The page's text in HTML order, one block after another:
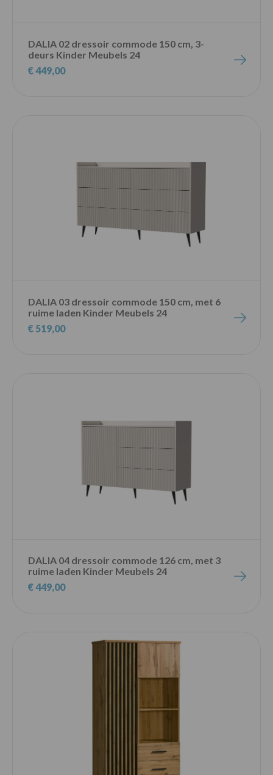
DALIA 02 dressoir commode 150 cm, 3-
deurs Kinder Meubels 24
€ 449,00
DALIA 03 dressoir commode 150 cm, met 6
ruime laden Kinder Meubels 24
€ 519,00
DALIA 04 dressoir commode 126 cm, met 3
ruime laden Kinder Meubels 24
€ 449,00